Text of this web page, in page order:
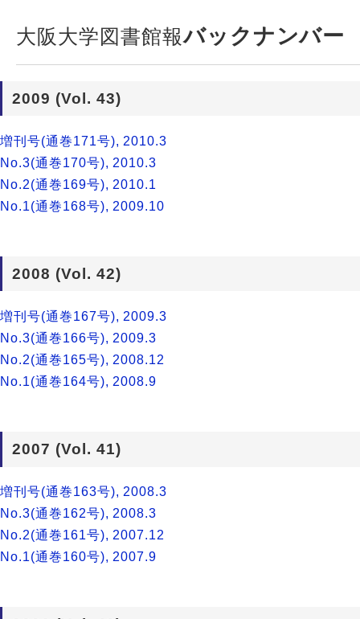
大阪大学図書館報バックナンバー
2009 (Vol. 43)
増刊号(通巻171号), 2010.3
No.3(通巻170号), 2010.3
No.2(通巻169号), 2010.1
No.1(通巻168号), 2009.10
2008 (Vol. 42)
増刊号(通巻167号), 2009.3
No.3(通巻166号), 2009.3
No.2(通巻165号), 2008.12
No.1(通巻164号), 2008.9
2007 (Vol. 41)
増刊号(通巻163号), 2008.3
No.3(通巻162号), 2008.3
No.2(通巻161号), 2007.12
No.1(通巻160号), 2007.9